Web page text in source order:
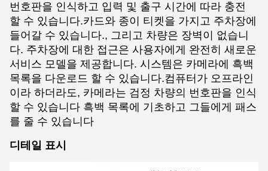
번호판을 인식하고 입력 및 출구 시간에 따라 충전
할 수 있습니다.카드와 종이 티켓을 가지고 주차장에
들어갈 수 있습니다., 그리고 차량은 장벽이 없습니
다. 주차장에 대한 접근은 사용자에게 완전히 새로운
서비스 모델을 제공합니다. 시스템은 카메라에 흑백
목록을 다운로드 할 수 있습니다.컴퓨터가 오프라인
이라 하더라도, 카메라는 검정 차량의 번호판을 인식
할 수 있습니다 흑백 목록에 기초하고 그들에게 패스
를 줄 수 있습니다
디테일 표시